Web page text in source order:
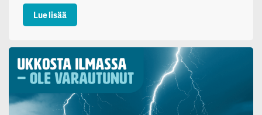
Lue lisää: Päivitettyä tietoa TV-lähetyksistä MM-kisojen